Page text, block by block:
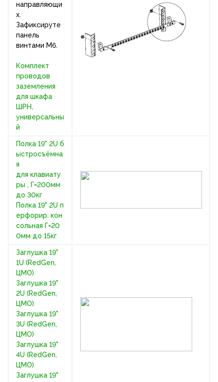
направляющи
х.
Зафиксируте
панель
винтами М6.
Комплект
проводов
заземления
для шкафа
ШРН,
универсальны
й
Полка 19" 2U б
ыстросъёмна
я
для клавиату
ры , Г=200мм
до 30кг
Полка 19" 2U п
ерфорир. кон
сольная Г=20
0мм до 15кг
Заглушка 19"
1U (RedGen,
ЦМО)
Заглушка 19"
2U (RedGen,
ЦМО)
Заглушка 19"
3U (RedGen,
ЦМО)
Заглушка 19"
4U (RedGen,
ЦМО)
Заглушка 19"